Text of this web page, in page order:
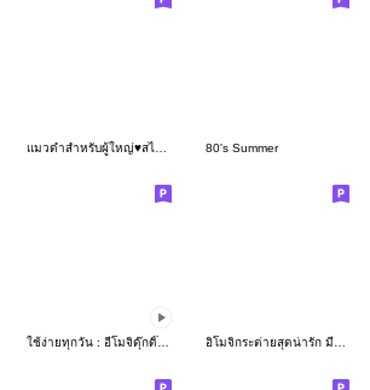
80's Summer
ใช้ง่ายทุกวัน : อีโมจิดุ๊กดิ๊กน่ารัก อิโมจิกระต่ายสุดน่ารัก มีอักษรใช้งานง่าย